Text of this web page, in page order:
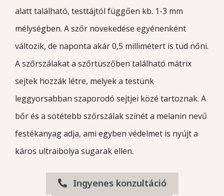
alatt található, testtájtól függően kb. 1-3 mm
mélységben. A szőr növekedése egyénenként
változik, de naponta akár 0,5 millimétert is tud nőni.
A szőrszálakat a szőrtüszőben található mátrix
sejtek hozzák létre, melyek a testünk
leggyorsabban szaporodó sejtjei közé tartoznak. A
bőr és a sötétebb szőrszálak színét a melanin nevű
festékanyag adja, ami egyben védelmet is nyújt a
káros ultraibolya sugarak ellen.
Ingyenes konzultáció